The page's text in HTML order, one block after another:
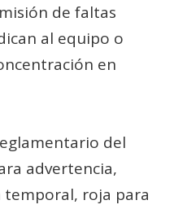
de faltas
al equipo o
en
del
advertencia,
roja para